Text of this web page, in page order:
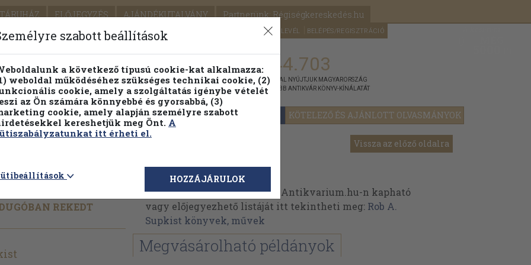
ELŐJEGYZÉS AJÁNDÉKUTALVÁNY Partnerünk: Régiségkereskedés.hu
SEGÍTSÉG HÍRLEVÉL BELÉPÉS/REGISZTRÁCIÓ
PILLANATNYI ÁRAINK FENNTARTHATÓ OLVASMÁNYOK KÖTELEZŐ ÉS AJÁNLOTT OLVASMÁNYOK
Részletes kereső Témaköri fa 1.144.703
KIADVÁNNYAL NYÚJTJUK MAGYARORSZÁG
LEGNAGYOBB ANTIKVÁR KÖNYV-KÍNÁLATÁT
Vissza az előző oldalra
világa
REKEDT
Rob A. Supkist
Rob A. Supkist műveinek az Antikvarium.hu-n kapható
vagy előjegyezhető listáját itt tekintheti meg: Rob A.
Supkist könyvek, művek
Megvásárolható példányok
szabott beállítások
a következő típusú cookie-kat alkalmazza:
weboldal működéséhez szükséges technikai cookie, (2)
cookie, amely a szolgáltatás igénybe vételét
az Ön számára könnyebbé és gyorsabbá, (3)
cookie, amely alapján személyre szabott
kereshetjük meg Önt. A
itt érheti el.
HOZZÁJÁRULOK